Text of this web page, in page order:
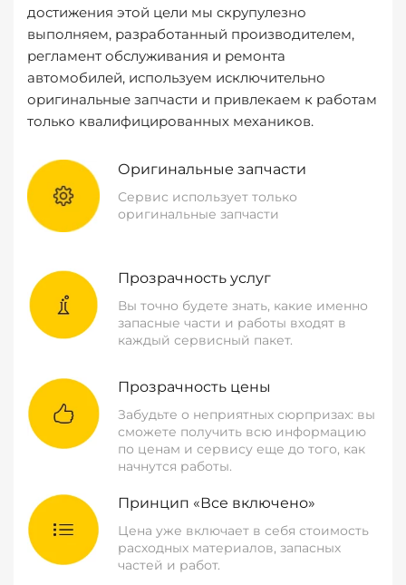
достижения этой цели мы скрупулезно
выполняем, разработанный производителем,
регламент обслуживания и ремонта
автомобилей, используем исключительно
оригинальные запчасти и привлекаем к работам
только квалифицированных механиков.
Оригинальные запчасти
Сервис использует только
оригинальные запчасти
Прозрачность услуг
Вы точно будете знать, какие именно
запасные части и работы входят в
каждый сервисный пакет.
Прозрачность цены
Забудьте о неприятных сюрпризах: вы
сможете получить всю информацию
по ценам и сервису еще до того, как
начнутся работы.
Принцип «Все включено»
Цена уже включает в себя стоимость
расходных материалов, запасных
частей и работ.